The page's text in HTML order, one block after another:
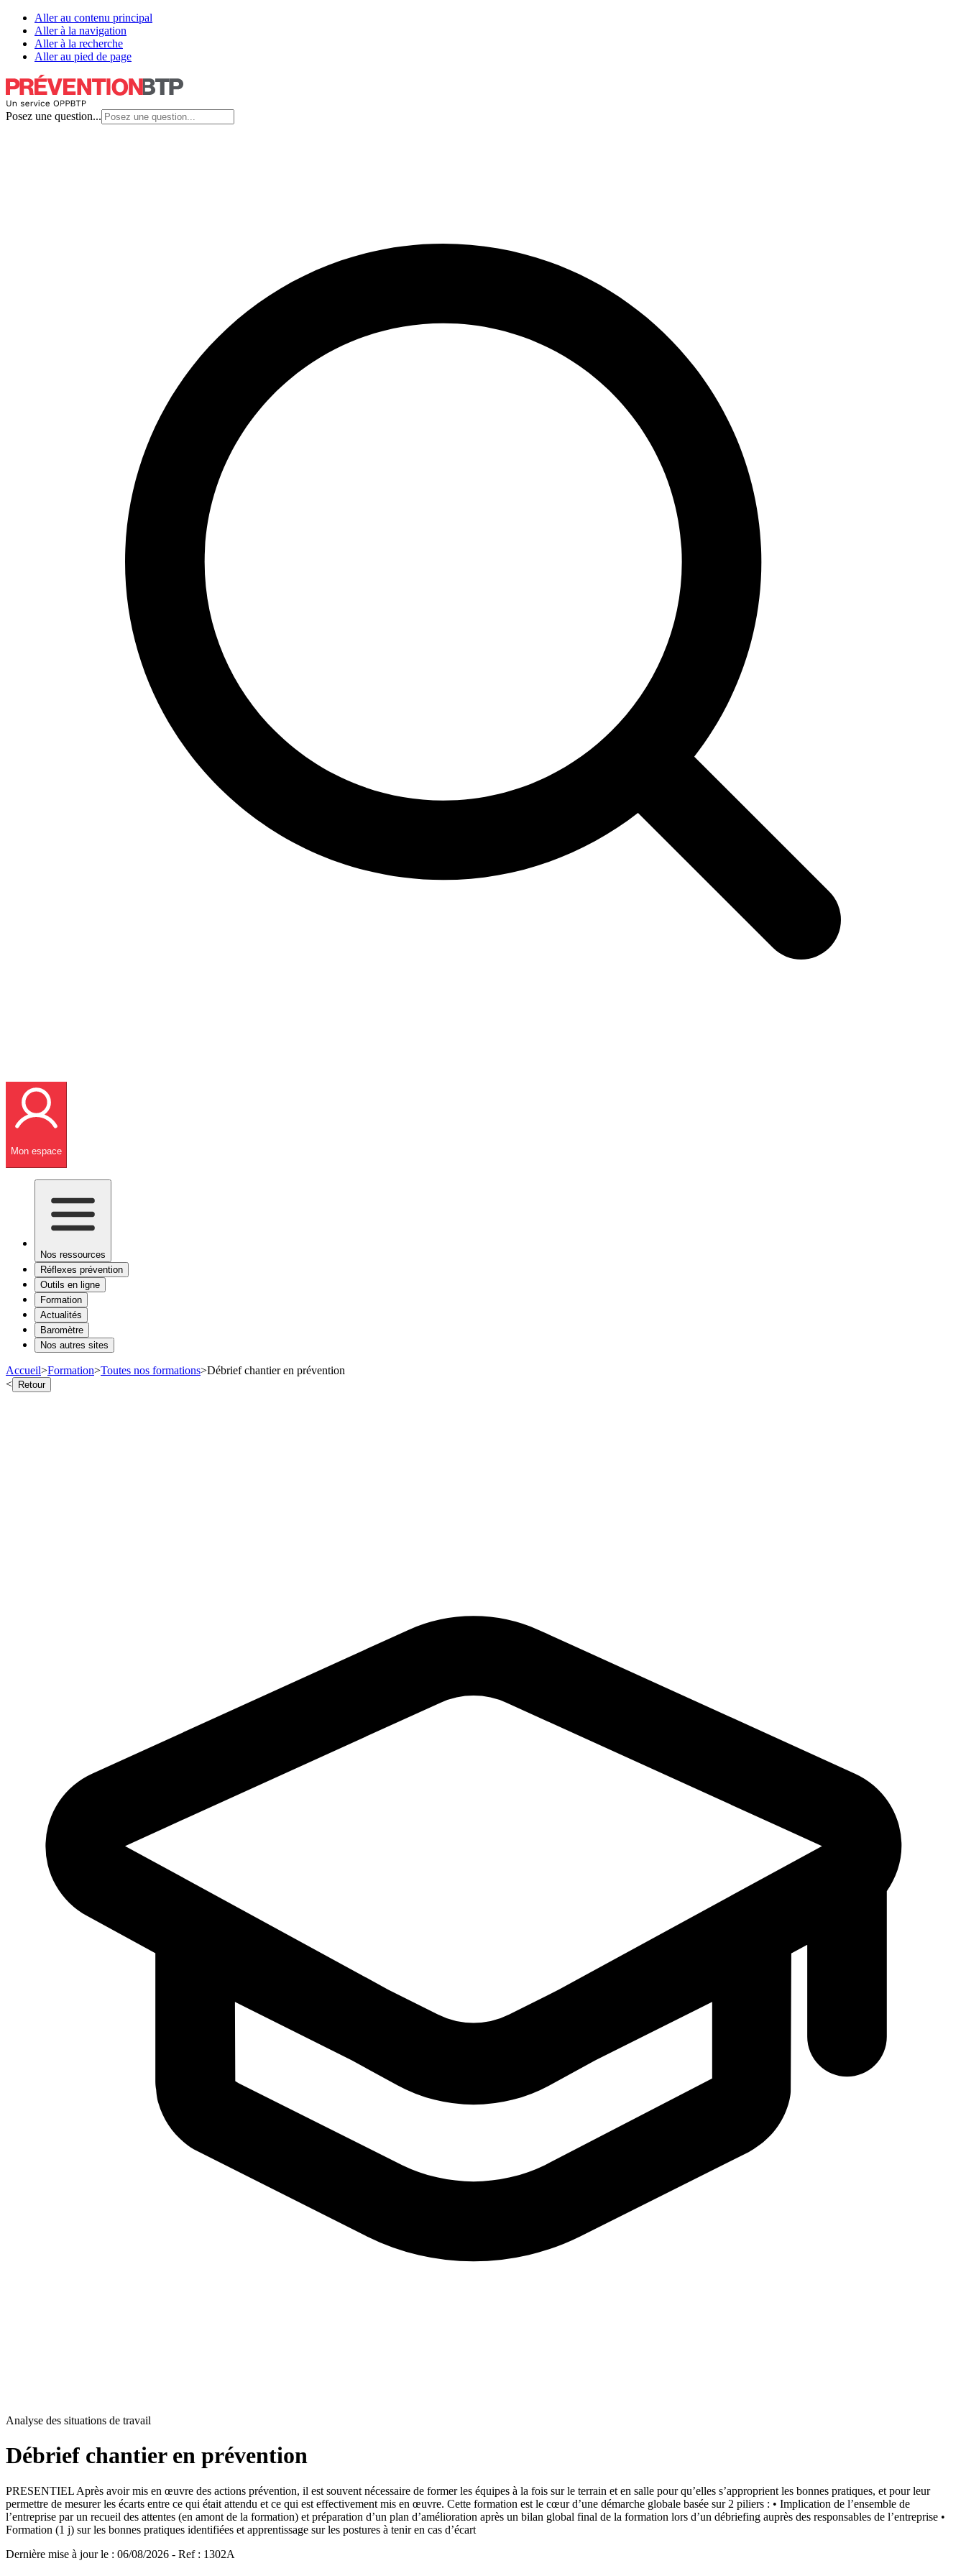
Aller au contenu principal
Aller à la navigation
Aller à la recherche
Aller au pied de page
Posez une question...
Mon espace
Nos ressources
Réflexes prévention
Outils en ligne
Formation
Actualités
Baromètre
Nos autres sites
Accueil>Formation>Toutes nos formations>Débrief chantier en prévention
< Retour
Analyse des situations de travail
Débrief chantier en prévention
PRESENTIEL Après avoir mis en œuvre des actions prévention, il est souvent nécessaire de former les équipes à la fois sur le terrain et en salle pour qu’elles s’approprient les bonnes pratiques, et pour leur
permettre de mesurer les écarts entre ce qui était attendu et ce qui est effectivement mis en œuvre. Cette formation est le cœur d’une démarche globale basée sur 2 piliers : • Implication de l’ensemble de
l’entreprise par un recueil des attentes (en amont de la formation) et préparation d’un plan d’amélioration après un bilan global final de la formation lors d’un débriefing auprès des responsables de l’entreprise •
Formation (1 j) sur les bonnes pratiques identifiées et apprentissage sur les postures à tenir en cas d’écart
Dernière mise à jour le : 06/08/2026 - Ref : 1302A